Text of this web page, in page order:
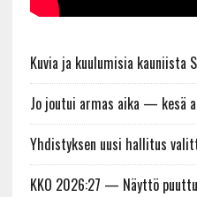
Kuvia ja kuulumisia kauniista
Jo joutui armas aika — kesä
Yhdistyksen uusi hallitus
KKO 2026:27 — Näyttö